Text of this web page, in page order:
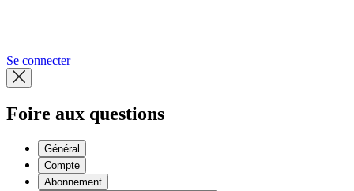
Se connecter
Foire aux questions
Général
Compte
Abonnement